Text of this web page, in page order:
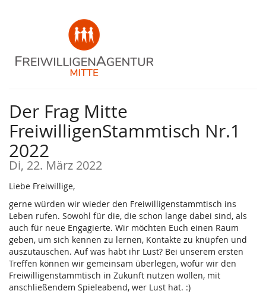
Der Frag Mitte
FreiwilligenStammtisch Nr.1
2022
Di, 22. März 2022
Liebe Freiwillige,
gerne würden wir wieder den Freiwilligenstammtisch ins
Leben rufen. Sowohl für die, die schon lange dabei sind, als
auch für neue Engagierte. Wir möchten Euch einen Raum
geben, um sich kennen zu lernen, Kontakte zu knüpfen und
auszutauschen. Auf was habt ihr Lust? Bei unserem ersten
Treffen können wir gemeinsam überlegen, wofür wir den
Freiwilligenstammtisch in Zukunft nutzen wollen, mit
anschließendem Spieleabend, wer Lust hat. :)